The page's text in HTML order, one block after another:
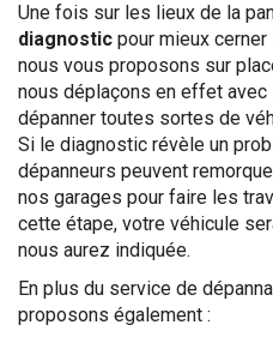
Une fois sur les lieux de la
diagnostic pour mieux
nous vous proposons sur
nous déplaçons en effet
dépanner toutes sortes de
Si le diagnostic révèle un
dépanneurs peuvent
nos garages pour faire les
cette étape, votre véhicule
nous aurez indiquée.
En plus du service de
proposons également :